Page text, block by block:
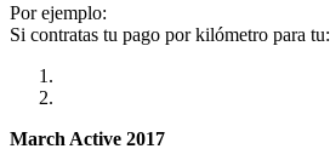
Por ejemplo:
Si contratas tu pago por kilómetro para tu:
March Active 2017